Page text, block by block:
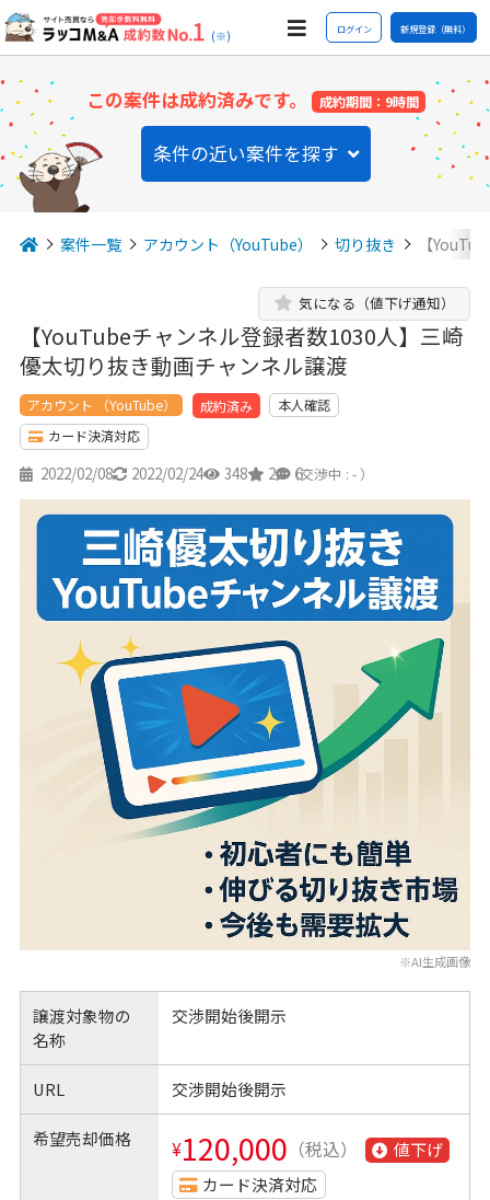
(※) ログイン 新規登録（無料）
この案件は成約済みです。 成約期間：9時間
条件の近い案件を探す
案件一覧 アカウント（YouTube） 切り抜き 【
【YouTubeチャンネル登録者数1030人】三崎
優太切り抜き動画チャンネル譲渡
気になる（値下げ通知）
アカウント （YouTube） 成約済み
本人確認
カード決済対応
2022/02/08 2022/02/24 348 2 6
（交渉中 : - ）
※AI生成画像
譲渡対象物の
名称
交渉開始後開示
URL 交渉開始後開示
希望売却価格 ¥120,000 （税込）
値下げ
カード決済対応